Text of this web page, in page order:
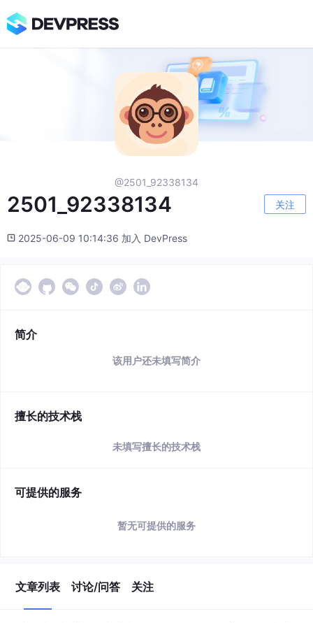
@2501_92338134
2501_92338134 关注
2025-06-09 10:14:36 加入 DevPress
简介
该用户还未填写简介
擅长的技术栈
未填写擅长的技术栈
可提供的服务
暂无可提供的服务
文章列表 讨论/问答 关注